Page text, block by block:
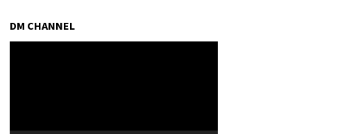
DM CHANNEL